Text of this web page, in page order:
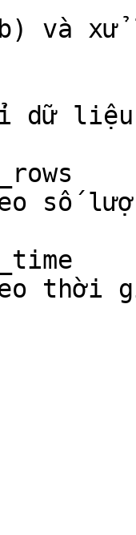
và xử
dữ liệu
số
theo